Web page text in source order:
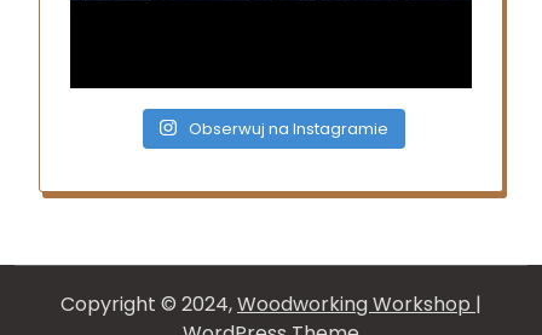
Obserwuj na Instagramie
Copyright © 2024,Woodworking Workshop |